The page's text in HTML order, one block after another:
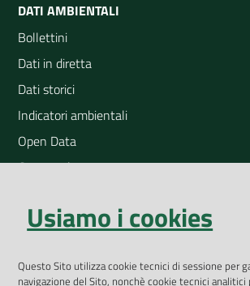
DATI AMBIENTALI
Bollettini
Dati in diretta
Dati storici
Indicatori ambientali
Open Data
Geoportale
Rapporti regionali annuali
Dispenser dati
Usiamo i cookies
Questo Sito utilizza cookie tecnici di sessione per
navigazione del Sito, nonchè cookie tecnici analitici